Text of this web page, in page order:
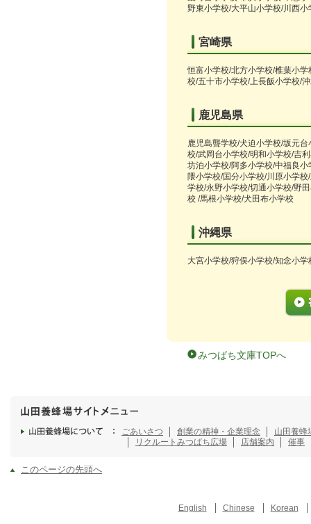
野東小学校/大平山小学校/川西
宮崎県
恒富小学校/北方小学校/椎葉小
校/五十市小学校/上長飯小学校/
鹿児島県
鹿児島聾学校/犬迫小学校/坂元
校/武岡台小学校/明和小学校/吉
坊泊小学校/阿多小学校/中福良
隈小学校/国分小学校/川原小学
学校/永野小学校/切通小学校/野
校 /馬根小学校/犬田布小学校
沖縄県
大宮小学校/狩俣小学校/知念小学
みつばち文庫TOPへ
ごあいさつ 創業の精神・企業理念
山田養蜂
リクルート みつばち広場 店舗案内 催事
このページの先頭へ
English Chinese Korean